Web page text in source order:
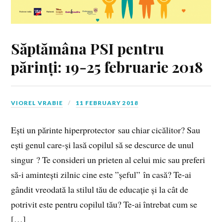
Săptămâna PSI pentru
părinți: 19-25 februarie 2018
VIOREL VRABIE 11 FEBRUARY 2018
Ești un părinte hiperprotector sau chiar cicălitor? Sau
ești genul care-și lasă copilul să se descurce de unul
singur ? Te consideri un prieten al celui mic sau preferi
să-i amintești zilnic cine este ”șeful” în casă? Te-ai
gândit vreodată la stilul tău de educație și la cât de
potrivit este pentru copilul tău? Te-ai întrebat cum se
[…]